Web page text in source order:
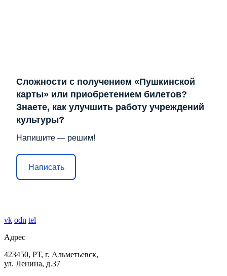
Сложности с получением «Пушкинской
карты» или приобретением билетов?
Знаете, как улучшить работу учреждений
культуры?
Напишите — решим!
Написать
vk odn tel
Адрес
423450, РТ, г. Альметьевск,
ул. Ленина, д.37